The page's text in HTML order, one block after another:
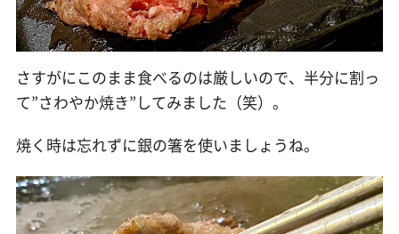
さすがにこのまま食べるのは厳しいので、半分に割っ
て”さわやか焼き”してみました（笑）。
焼く時は忘れずに銀の箸を使いましょうね。